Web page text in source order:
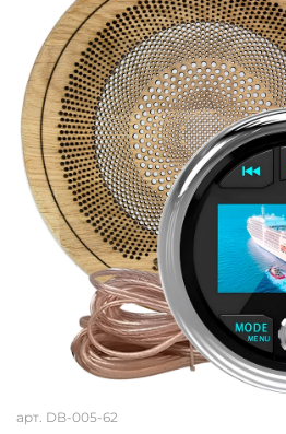
арт. DB-005-62